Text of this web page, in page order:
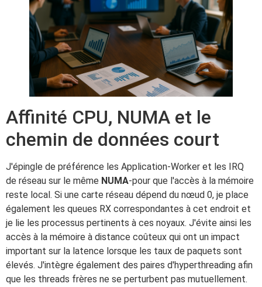
Affinité CPU, NUMA et le
chemin de données court
J'épingle de préférence les Application-Worker et les IRQ
de réseau sur le même NUMA-pour que l'accès à la mémoire
reste local. Si une carte réseau dépend du nœud 0, je place
également les queues RX correspondantes à cet endroit et
je lie les processus pertinents à ces noyaux. J'évite ainsi les
accès à la mémoire à distance coûteux qui ont un impact
important sur la latence lorsque les taux de paquets sont
élevés. J'intègre également des paires d'hyperthreading afin
que les threads frères ne se perturbent pas mutuellement.